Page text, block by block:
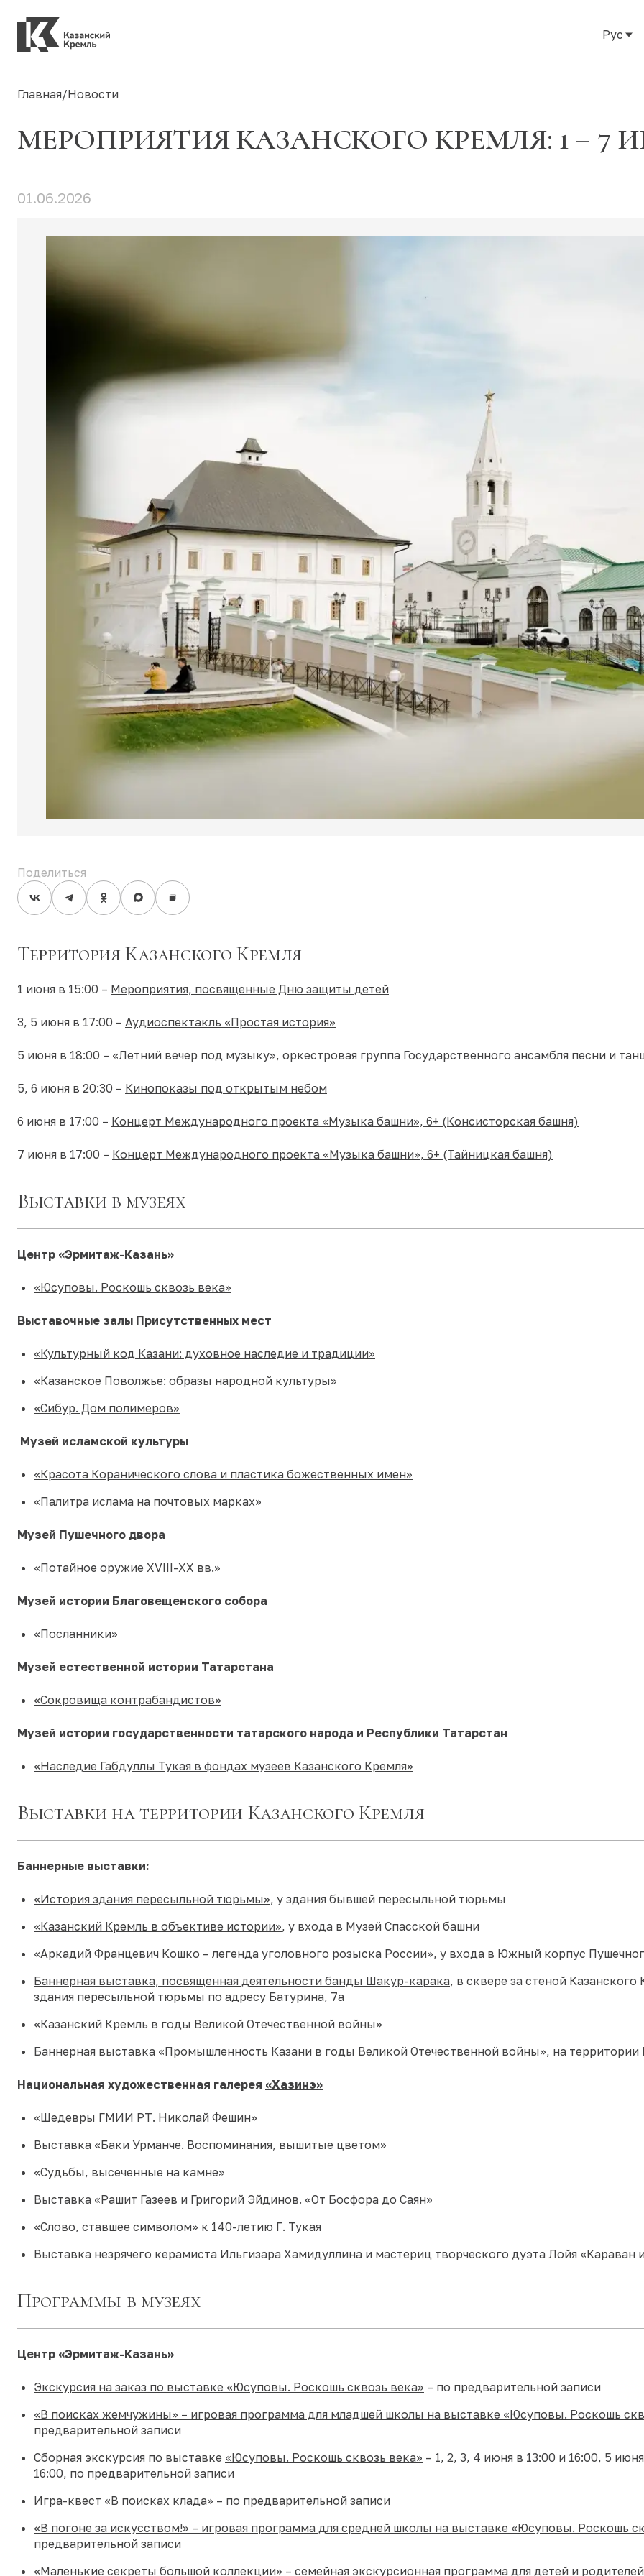
Рус
Главная/Новости
МЕРОПРИЯТИЯ КАЗАНСКОГО КРЕМЛЯ: 1 – 7
01.06.2026
Поделиться
Территория Казанского Кремля
1 июня в 15:00 – Мероприятия, посвященные Дню защиты детей
3, 5 июня в 17:00 – Аудиоспектакль «Простая история»
5 июня в 18:00 – «Летний вечер под музыку», оркестровая группа Государственного ансамбля песни и
5, 6 июня в 20:30 – Кинопоказы под открытым небом
6 июня в 17:00 – Концерт Международного проекта «Музыка башни», 6+ (Консисторская башня)
7 июня в 17:00 – Концерт Международного проекта «Музыка башни», 6+ (Тайницкая башня)
Выставки в музеях
Центр «Эрмитаж-Казань»
«Юсуповы. Роскошь сквозь века»
Выставочные залы Присутственных мест
«Культурный код Казани: духовное наследие и традиции»
«Казанское Поволжье: образы народной культуры»
«Сибур. Дом полимеров»
Музей исламской культуры
«Красота Коранического слова и пластика божественных имен»
«Палитра ислама на почтовых марках»
Музей Пушечного двора
«Потайное оружие XVIII-XX вв.»
Музей истории Благовещенского собора
«Посланники»
Музей естественной истории Татарстана
«Сокровища контрабандистов»
Музей истории государственности татарского народа и Республики Татарстан
«Наследие Габдуллы Тукая в фондах музеев Казанского Кремля»
Выставки на территории Казанского Кремля
Баннерные выставки:
«История здания пересыльной тюрьмы», у здания бывшей пересыльной тюрьмы
«Казанский Кремль в объективе истории», у входа в Музей Спасской башни
«Аркадий Францевич Кошко – легенда уголовного розыска России», у входа в Южный корпус
Баннерная выставка, посвященная деятельности банды Шакур-карака, в сквере за стеной
здания пересыльной тюрьмы по адресу Батурина, 7а
«Казанский Кремль в годы Великой Отечественной войны»
Баннерная выставка «Промышленность Казани в годы Великой Отечественной войны», на территории
Национальная художественная галерея «Хазинэ»
«Шедевры ГМИИ РТ. Николай Фешин»
Выставка «Баки Урманче. Воспоминания, вышитые цветом»
«Судьбы, высеченные на камне»
Выставка «Рашит Газеев и Григорий Эйдинов. «От Босфора до Саян»
«Слово, ставшее символом» к 140-летию Г. Тукая
Выставка незрячего керамиста Ильгизара Хамидуллина и мастериц творческого дуэта Лойя «Караван
Программы в музеях
Центр «Эрмитаж-Казань»
Экскурсия на заказ по выставке «Юсуповы. Роскошь сквозь века» – по предварительной записи
«В поисках жемчужины» – игровая программа для младшей школы на выставке «Юсуповы. Роскошь
предварительной записи
Сборная экскурсия по выставке «Юсуповы. Роскошь сквозь века» – 1, 2, 3, 4 июня в 13:00 и 16:00, 5
16:00, по предварительной записи
Игра-квест «В поисках клада» – по предварительной записи
«В погоне за искусством!» – игровая программа для средней школы на выставке «Юсуповы. Роскошь
предварительной записи
«Маленькие секреты большой коллекции» – семейная экскурсионная программа для детей и